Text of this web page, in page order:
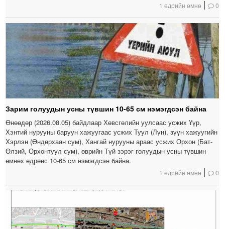
1 өдрийн өмнө 0
Зарим голуудын усны түвшин 10-65 см нэмэгдсэн байна
Өнөөдөр (2026.08.05) байдлаар Хөвсгөлийн уулсаас усжих Үүр,
Хэнтий нурууны баруун хажуугаас усжих Туул (Лүн), зүүн хажуугийн
Хэрлэн (Өндөрхаан сум), Хангай нурууны араас усжих Орхон (Бат-
Өлзий, Орхонтуул сум), өврийн Түй зэрэг голуудын усны түвшин
өмнөх өдрөөс 10-65 см нэмэгдсэн байна.
1 өдрийн өмнө 0